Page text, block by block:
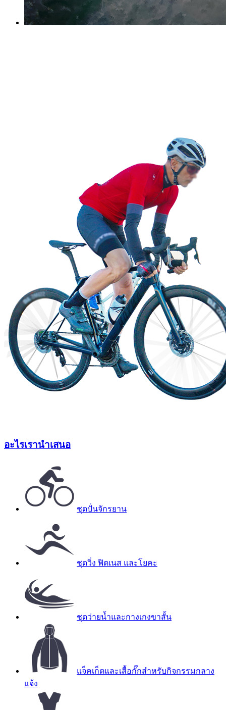
อะไรเรานำเสนอ
ชุดปั่นจักรยาน
ชุดวิ่ง ฟิตเนส และโยคะ
ชุดว่ายน้ำและกางเกงขาสั้น
แจ็คเก็ตและเสื้อกั๊กสำหรับกิจกรรมกลาง
แจ้ง